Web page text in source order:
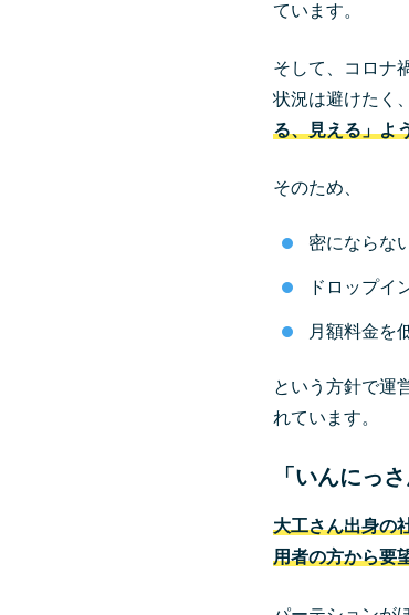
ています。
そして、コロナ
状況は避けたく、
る、見える」よ
そのため、
密にならな
ドロップイ
月額料金を
という方針で運
れています。
「いんにっ
大工さん出身の
用者の方から要